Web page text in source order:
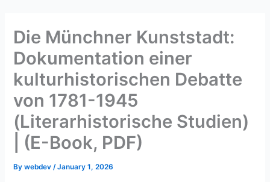
contentDie Münchner Kunststadt:
Dokumentation einer
kulturhistorischen Debatte
von 1781-1945
(Literarhistorische Studien)
| (E-Book, PDF)
Bywebdev /January 1, 2026